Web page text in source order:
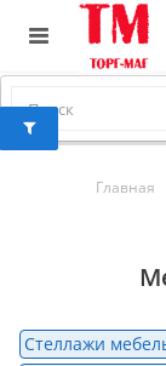
Главная
Стеллажи